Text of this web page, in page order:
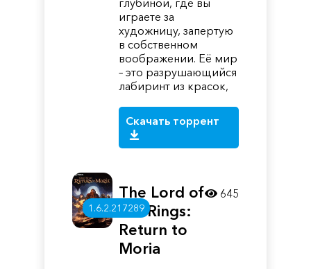
глубиной, где вы
играете за
художницу, запертую
в собственном
воображении. Её мир
– это разрушающийся
лабиринт из красок,
Скачать торрент
1.6.2.217289
The Lord of
the Rings:
Return to
Moria
645